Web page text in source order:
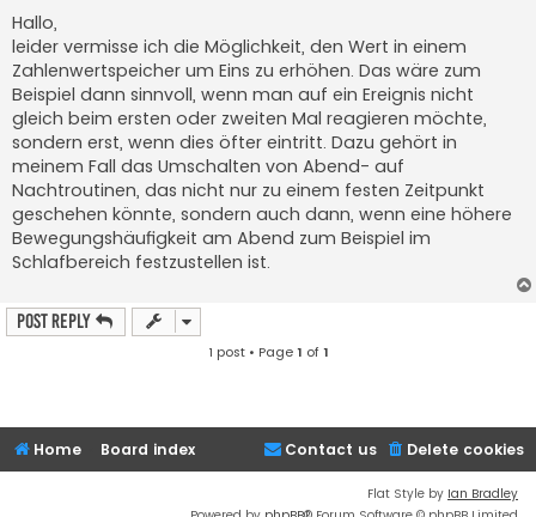
s
t
Hallo,
leider vermisse ich die Möglichkeit, den Wert in einem
Zahlenwertspeicher um Eins zu erhöhen. Das wäre zum
Beispiel dann sinnvoll, wenn man auf ein Ereignis nicht
gleich beim ersten oder zweiten Mal reagieren möchte,
sondern erst, wenn dies öfter eintritt. Dazu gehört in
meinem Fall das Umschalten von Abend- auf
Nachtroutinen, das nicht nur zu einem festen Zeitpunkt
geschehen könnte, sondern auch dann, wenn eine höhere
Bewegungshäufigkeit am Abend zum Beispiel im
Schlafbereich festzustellen ist.
Post Reply
1 post • Page1 of1
Home Board index Delete cookies
Contact us
Flat Style by Ian Bradley